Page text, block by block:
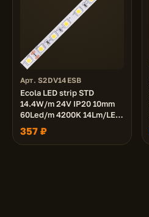
Арт. S2DV14ESB
Ecola LED strip STD
14.4W/m 24V IP20 10mm
60Led/m 4200K 14Lm/LED
840Lm/m светодиодная
лента на катушке 5м.
357 ₽